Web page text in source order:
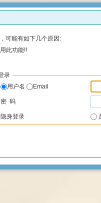
可能有如下几个原因:
此功能!!
录
用户名
Email
密 码
隐身登录